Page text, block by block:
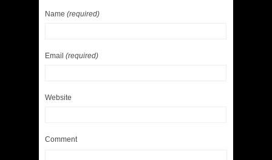
Name (required)
Email (required)
Website
Comment